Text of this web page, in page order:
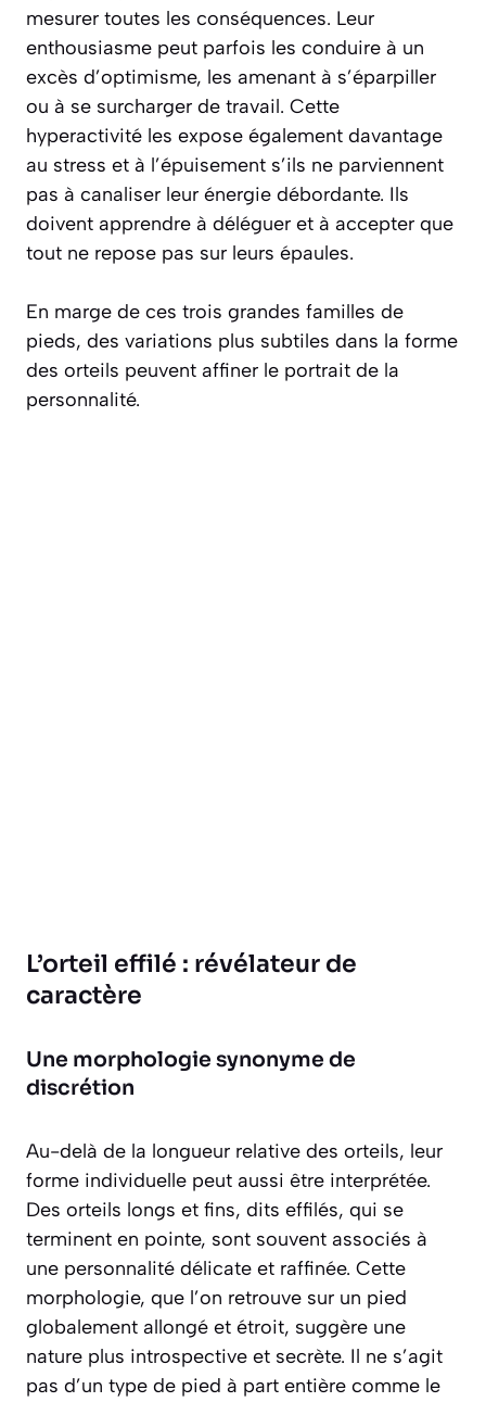
mesurer toutes les conséquences. Leur
enthousiasme peut parfois les conduire à un
excès d’optimisme, les amenant à s’éparpiller
ou à se surcharger de travail. Cette
hyperactivité les expose également davantage
au stress et à l’épuisement s’ils ne parviennent
pas à canaliser leur énergie débordante. Ils
doivent apprendre à déléguer et à accepter que
tout ne repose pas sur leurs épaules.
En marge de ces trois grandes familles de
pieds, des variations plus subtiles dans la forme
des orteils peuvent affiner le portrait de la
personnalité.
L’orteil effilé : révélateur de
caractère
Une morphologie synonyme de
discrétion
Au-delà de la longueur relative des orteils, leur
forme individuelle peut aussi être interprétée.
Des orteils longs et fins, dits effilés, qui se
terminent en pointe, sont souvent associés à
une personnalité délicate et raffinée. Cette
morphologie, que l’on retrouve sur un pied
globalement allongé et étroit, suggère une
nature plus introspective et secrète. Il ne s’agit
pas d’un type de pied à part entière comme le